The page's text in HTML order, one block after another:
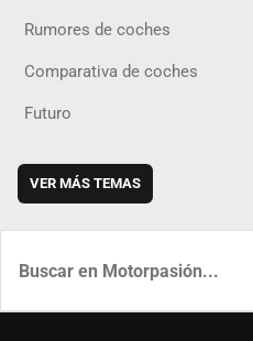
Rumores de coches
Comparativa de coches
Futuro
VER MÁS TEMAS